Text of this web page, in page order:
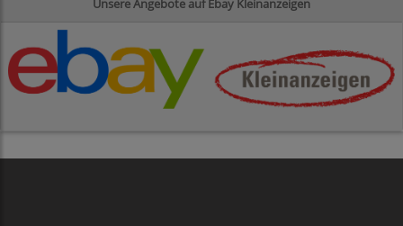
Unsere Angebote auf Ebay Kleinanzeigen